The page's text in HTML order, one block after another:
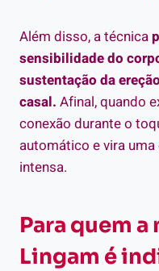
Além disso, a técnica
sensibilidade do
sustentação da
casal. Afinal, quando
conexão durante o
automático e vira
intensa.
Para quem a
Lingam é